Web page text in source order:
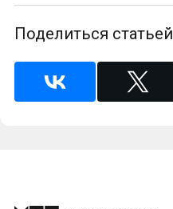
Поделиться статьей